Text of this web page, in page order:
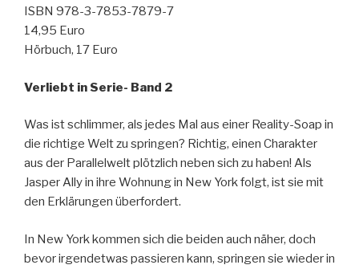
ISBN 978-3-7853-7879-7
14,95 Euro
Hörbuch, 17 Euro
Verliebt in Serie- Band 2
Was ist schlimmer, als jedes Mal aus einer Reality-Soap in
die richtige Welt zu springen? Richtig, einen Charakter
aus der Parallelwelt plötzlich neben sich zu haben! Als
Jasper Ally in ihre Wohnung in New York folgt, ist sie mit
den Erklärungen überfordert.
In New York kommen sich die beiden auch näher, doch
bevor irgendetwas passieren kann, springen sie wieder in